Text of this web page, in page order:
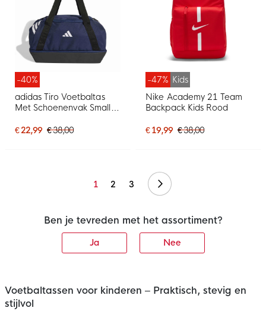
-40%
adidas Tiro Voetbaltas
Met Schoenenvak Small
€ 22,99 € 38,00
-47% Kids
Nike Academy 21 Team
Backpack Kids Rood
€ 19,99 € 38,00
1 2 3 Volgende
Ben je tevreden met het assortiment?
Ja Nee
Voetbaltassen voor kinderen – Praktisch, stevig en
stijlvol